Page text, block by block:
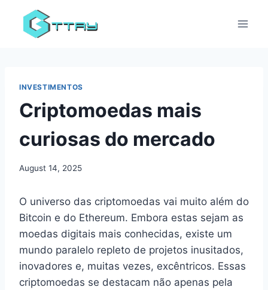
content
INVESTIMENTOS
Criptomoedas mais
curiosas do mercado
August 14, 2025
O universo das criptomoedas vai muito além do
Bitcoin e do Ethereum. Embora estas sejam as
moedas digitais mais conhecidas, existe um
mundo paralelo repleto de projetos inusitados,
inovadores e, muitas vezes, excêntricos. Essas
criptomoedas se destacam não apenas pela